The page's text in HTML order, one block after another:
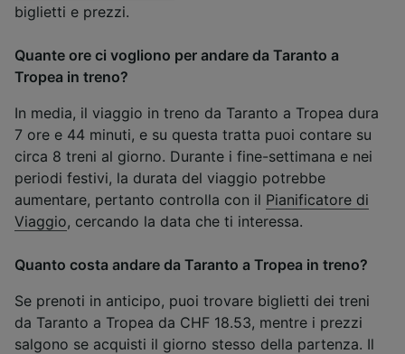
biglietti e prezzi.
Quante ore ci vogliono per andare da Taranto a
Tropea in treno?
In media, il viaggio in treno da Taranto a Tropea dura
7 ore e 44 minuti, e su questa tratta puoi contare su
circa 8 treni al giorno. Durante i fine-settimana e nei
periodi festivi, la durata del viaggio potrebbe
aumentare, pertanto controlla con il Pianificatore di
Viaggio, cercando la data che ti interessa.
Quanto costa andare da Taranto a Tropea in treno?
Se prenoti in anticipo, puoi trovare biglietti dei treni
da Taranto a Tropea da CHF 18.53, mentre i prezzi
salgono se acquisti il giorno stesso della partenza. Il